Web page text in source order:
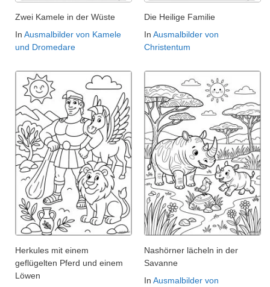
Zwei Kamele in der Wüste
In Ausmalbilder von Kamele
und Dromedare
Die Heilige Familie
In Ausmalbilder von
Christentum
Herkules mit einem
geflügelten Pferd und einem
Löwen
Nashörner lächeln in der
Savanne
In Ausmalbilder von